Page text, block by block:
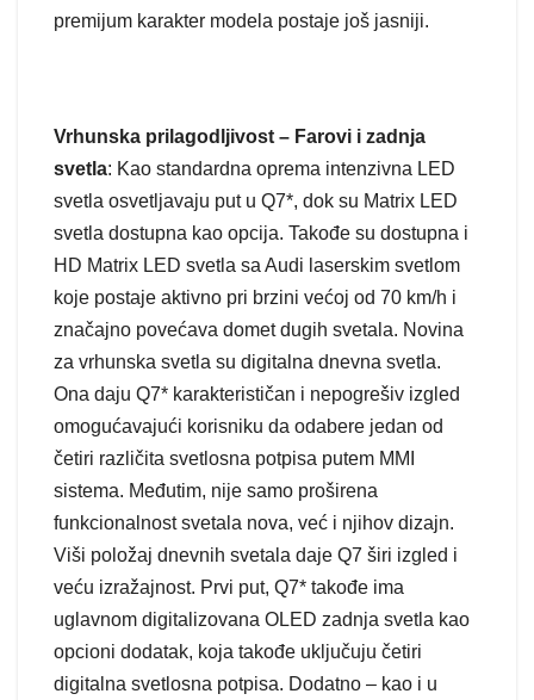
premijum karakter modela postaje još jasniji.
Vrhunska prilagodljivost – Farovi i zadnja
svetla: Kao standardna oprema intenzivna LED
svetla osvetljavaju put u Q7*, dok su Matrix LED
svetla dostupna kao opcija. Takođe su dostupna i
HD Matrix LED svetla sa Audi laserskim svetlom
koje postaje aktivno pri brzini većoj od 70 km/h i
značajno povećava domet dugih svetala. Novina
za vrhunska svetla su digitalna dnevna svetla.
Ona daju Q7* karakterističan i nepogrešiv izgled
omogućavajući korisniku da odabere jedan od
četiri različita svetlosna potpisa putem MMI
sistema. Međutim, nije samo proširena
funkcionalnost svetala nova, već i njihov dizajn.
Viši položaj dnevnih svetala daje Q7 širi izgled i
veću izražajnost. Prvi put, Q7* takođe ima
uglavnom digitalizovana OLED zadnja svetla kao
opcioni dodatak, koja takođe uključuju četiri
digitalna svetlosna potpisa. Dodatno – kao i u